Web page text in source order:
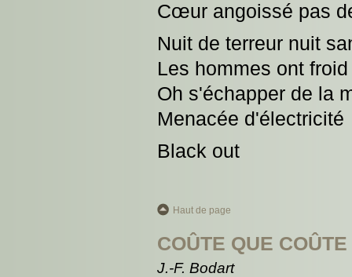
Cœur angoissé pas
Nuit de terreur nuit
Les hommes ont
Oh s'échapper de la
Menacée d'électricité
Black out
Haut de page
COÛTE QUE COÛTE
J.-F. Bodart